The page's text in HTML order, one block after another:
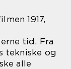
1917,
tid. Fra
tekniske og
alle